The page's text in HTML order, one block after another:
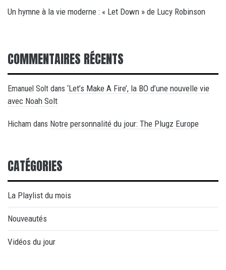
Un hymne à la vie moderne : « Let Down » de Lucy Robinson
COMMENTAIRES RÉCENTS
Emanuel Solt dans ‘Let’s Make A Fire’, la BO d’une nouvelle vie
avec Noah Solt
Hicham dans Notre personnalité du jour: The Plugz Europe
CATÉGORIES
La Playlist du mois
Nouveautés
Vidéos du jour